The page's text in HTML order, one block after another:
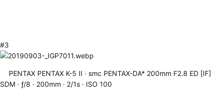
#3
PENTAX PENTAX K-5 II
smc PENTAX-DA* 200mm F2.8 ED [IF]
SDM
ƒ/8 200mm 2/1s ISO 100